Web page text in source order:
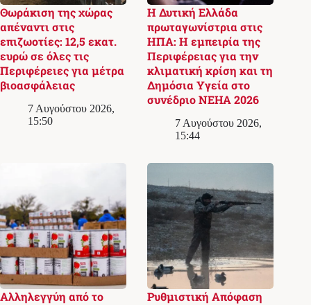
Θωράκιση της χώρας
απέναντι στις
επιζωοτίες: 12,5 εκατ.
ευρώ σε όλες τις
Περιφέρειες για μέτρα
βιοασφάλειας
7 Αυγούστου 2026,
15:50
Η Δυτική Ελλάδα
πρωταγωνίστρια στις
ΗΠΑ: Η εμπειρία της
Περιφέρειας για την
κλιματική κρίση και τη
Δημόσια Υγεία στο
συνέδριο NEHA 2026
7 Αυγούστου 2026,
15:44
Αλληλεγγύη από το
Ρυθμιστική Απόφαση